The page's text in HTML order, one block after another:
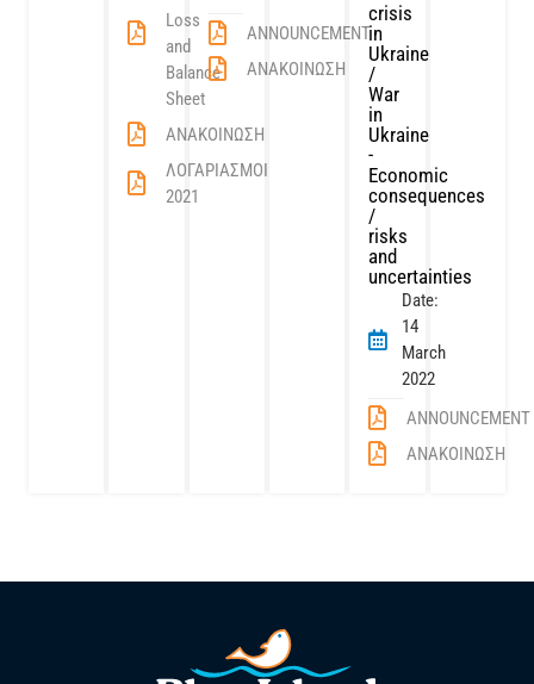
Loss
and
Balance
Sheet
ΑΝΑΚΟΙΝΩΣΗ
ΛΟΓΑΡΙΑΣΜΟΙ
2021
ANNOUNCEMENT
ΑΝΑΚΟΙΝΩΣΗ
crisis
in
Ukraine
/
War
in
Ukraine
-
Economic
consequences
/
risks
and
uncertainties
Date:
14
March
2022
ANNOUNCEMENT
ΑΝΑΚΟΙΝΩΣΗ